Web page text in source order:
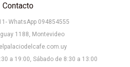
Contacto
WhatsApp 094854555
1188, Montevideo
a 19:00, Sábado de 8:30 a 13:00